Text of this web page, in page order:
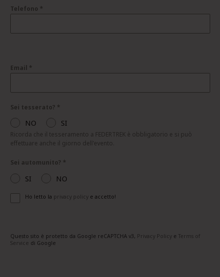
Telefono *
Email *
Sei tesserato? *
NO SI
Ricorda che il tesseramento a FEDERTREK è obbligatorio e si può
effettuare anche il giorno dell'evento.
Sei automunito? *
SI NO
Ho letto la privacy policy e accetto!
Questo sito è protetto da Google reCAPTCHA v3, Privacy Policy e Terms of
Service di Google